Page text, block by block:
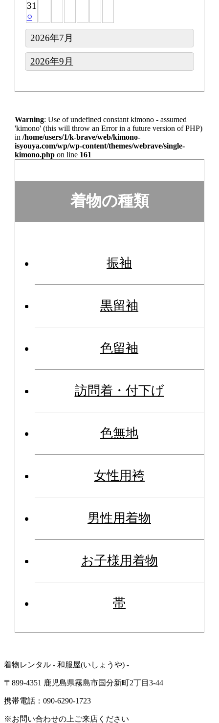
31
○
2026年7月
2026年9月
Warning: Use of undefined constant kimono - assumed
'kimono' (this will throw an Error in a future version of PHP)
in /home/users/1/k-brave/web/kimono-
isyouya.com/wp/wp-content/themes/webrave/single-
kimono.phpon line 161
着物の種類
振袖
黒留袖
色留袖
訪問着・付下げ
色無地
女性用袴
男性用着物
お子様用着物
帯
着物レンタル - 和服屋(いしょうや) -
〒899-4351 鹿児島県霧島市国分新町2丁目3-44
携帯電話：090-6290-1723
※お問い合わせの上ご来店ください